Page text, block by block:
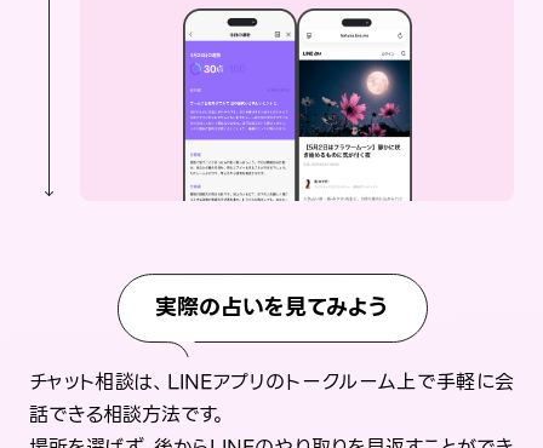
実際の占いを見てみよう
チャット相談は、LINEアプリのトークルーム上で手軽に会
話できる相談方法です。